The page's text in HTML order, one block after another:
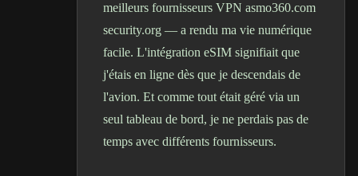
meilleurs fournisseurs VPN asmo360.com
security.org — a rendu ma vie numérique
facile. L'intégration eSIM signifiait que
j'étais en ligne dès que je descendais de
l'avion. Et comme tout était géré via un
seul tableau de bord, je ne perdais pas de
temps avec différents fournisseurs.